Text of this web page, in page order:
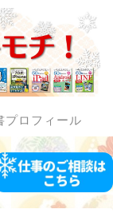
プロフィール